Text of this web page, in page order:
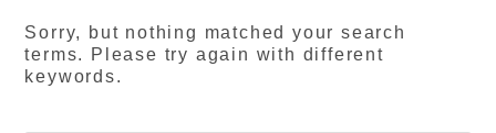
Sorry, but nothing matched your search
terms. Please try again with different
keywords.